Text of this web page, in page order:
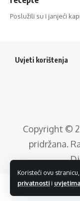
Koristeći ovu
privatnostii
Poslužili su i janjeći
Uvjeti korištenja
Copyright ©
pridržana.